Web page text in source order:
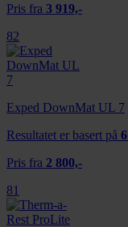
Pris fra 3 919,-
82
Exped DownMat UL 7
Resultatet er basert på 6
Pris fra 2 800,-
81